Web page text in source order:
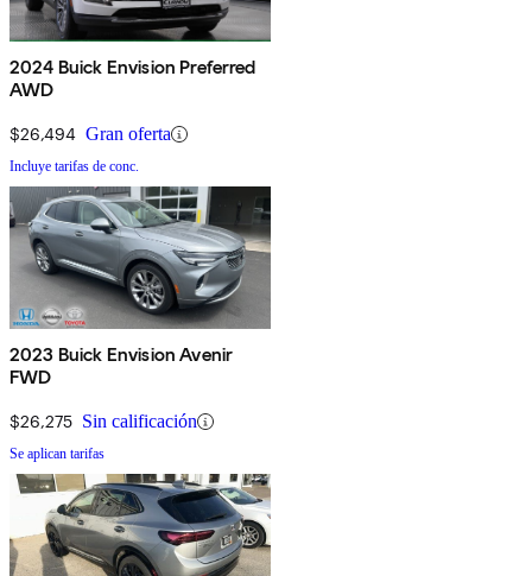
2024 Buick Envision Preferred
AWD
$26,494 Gran oferta
Incluye tarifas de conc.
2023 Buick Envision Avenir
FWD
$26,275 Sin calificación
Se aplican tarifas